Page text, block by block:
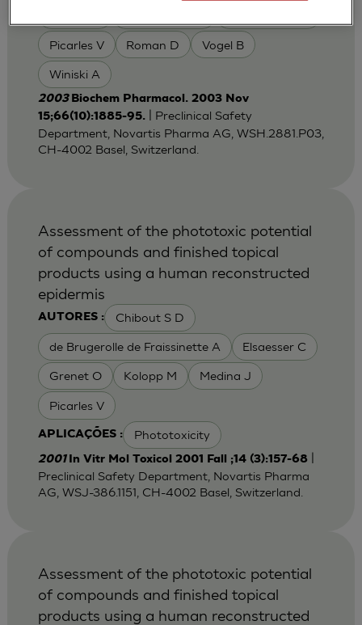
Picarles V Roman D Vogel B
Winiski A
2003 Biochem Pharmacol. 2003 Nov
15;66(10):1885-95.
| Preclinical Safety
Department, Novartis Pharma AG, WSH.2881.P03,
CH-4002 Basel, Switzerland.
AUTORES : Chibout S D
de Brugerolle de Fraissinette A Elsaesser C
Grenet O Kolopp M Medina J
Picarles V
APLICAÇÕES : Phototoxicity
Assessment of the phototoxic potential
of compounds and finished topical
products using a human reconstructed
epidermis
2001 In Vitr Mol Toxicol 2001 Fall ;14 (3):157-68|
Preclinical Safety Department, Novartis Pharma
AG, WSJ-386.1151, CH-4002 Basel, Switzerland.
Assessment of the phototoxic potential
of compounds and finished topical
products using a human reconstructed